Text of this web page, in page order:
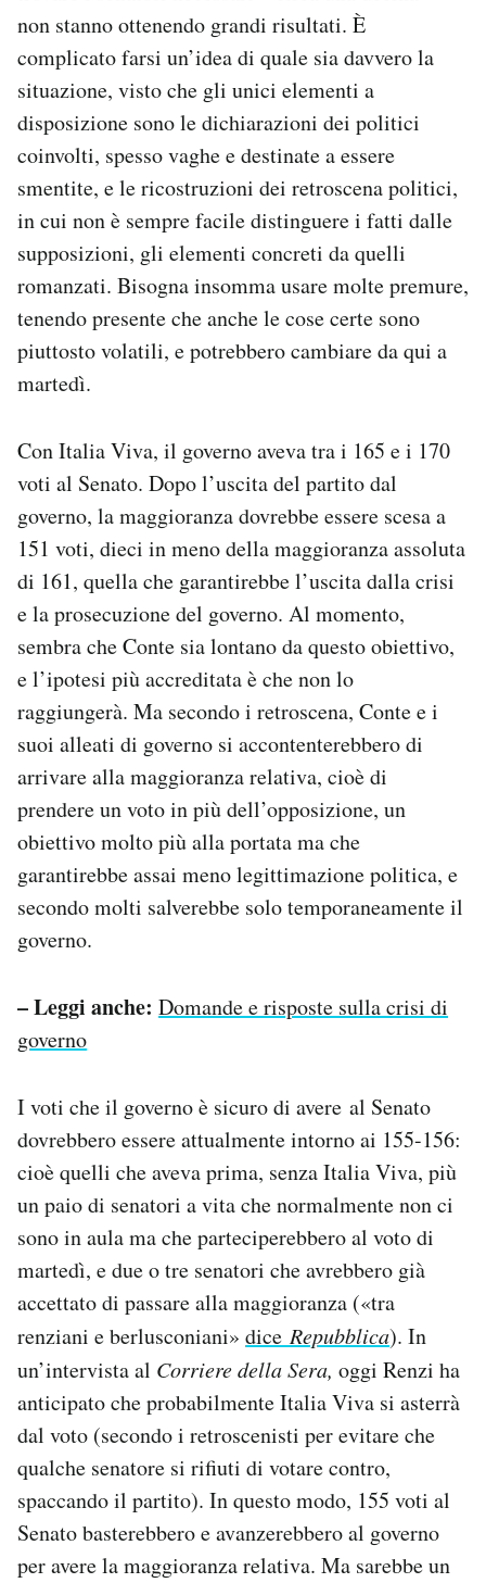
non stanno ottenendo grandi risultati. È
complicato farsi un’idea di quale sia davvero la
situazione, visto che gli unici elementi a
disposizione sono le dichiarazioni dei politici
coinvolti, spesso vaghe e destinate a essere
smentite, e le ricostruzioni dei retroscena politici,
in cui non è sempre facile distinguere i fatti dalle
supposizioni, gli elementi concreti da quelli
romanzati. Bisogna insomma usare molte premure,
tenendo presente che anche le cose certe sono
piuttosto volatili, e potrebbero cambiare da qui a
martedì.
Con Italia Viva, il governo aveva tra i 165 e i 170
voti al Senato. Dopo l’uscita del partito dal
governo, la maggioranza dovrebbe essere scesa a
151 voti, dieci in meno della maggioranza assoluta
di 161, quella che garantirebbe l’uscita dalla crisi
e la prosecuzione del governo. Al momento,
sembra che Conte sia lontano da questo obiettivo,
e l’ipotesi più accreditata è che non lo
raggiungerà. Ma secondo i retroscena, Conte e i
suoi alleati di governo si accontenterebbero di
arrivare alla maggioranza relativa, cioè di
prendere un voto in più dell’opposizione, un
obiettivo molto più alla portata ma che
garantirebbe assai meno legittimazione politica, e
secondo molti salverebbe solo temporaneamente il
governo.
– Leggi anche: Domande e risposte sulla crisi di
governo
I voti che il governo è sicuro di avere al Senato
dovrebbero essere attualmente intorno ai 155-156:
cioè quelli che aveva prima, senza Italia Viva, più
un paio di senatori a vita che normalmente non ci
sono in aula ma che parteciperebbero al voto di
martedì, e due o tre senatori che avrebbero già
accettato di passare alla maggioranza («tra
renziani e berlusconiani» dice Repubblica). In
un’intervista al Corriere della Sera, oggi Renzi ha
anticipato che probabilmente Italia Viva si asterrà
dal voto (secondo i retroscenisti per evitare che
qualche senatore si rifiuti di votare contro,
spaccando il partito). In questo modo, 155 voti al
Senato basterebbero e avanzerebbero al governo
per avere la maggioranza relativa. Ma sarebbe un